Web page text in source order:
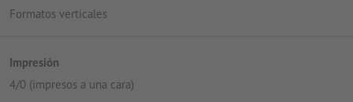
Formatos verticales
Impresión
4/0 (impresos a una cara)